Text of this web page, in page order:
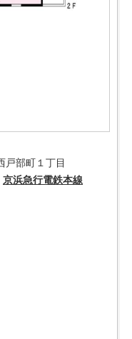
戸部町１丁目
京浜急行電鉄本線